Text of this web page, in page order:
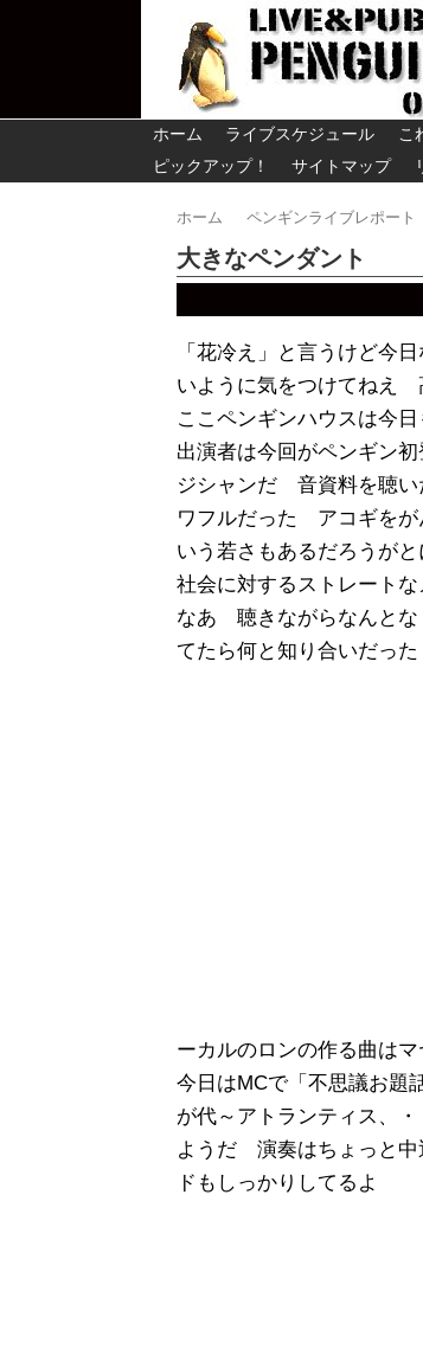
ホーム ライブスケジュール こ
ピックアップ！
サイトマップ
ホーム ペンギンライブレポート
大きなペンダント
「花冷え」と言うけど今
いように気をつけてねえ
ここペンギンハウスは今
出演者は今回がペンギン
ジシャンだ 音資料を聴い
ワフルだった アコギをが
いう若さもあるだろうが
社会に対するストレート
なあ 聴きながらなんとな
てたら何と知り合いだっ
ーカルのロンの作る曲は
今日はMCで「不思議お題
が代～アトランティス、
ようだ 演奏はちょっと中
ドもしっかりしてるよ